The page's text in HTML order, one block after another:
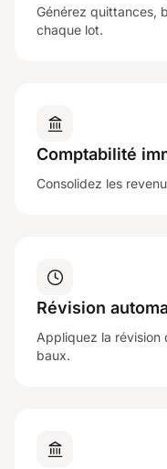
Générez quittances,
chaque lot.
Comptabilité
Consolidez les
Révision
Appliquez la révision
baux.